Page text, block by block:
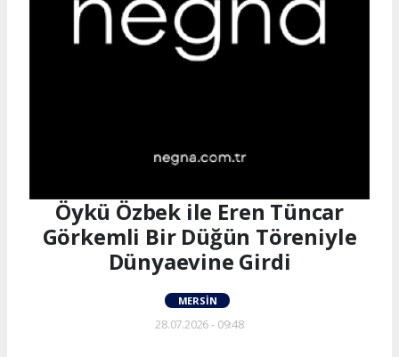
Öykü Özbek ile Eren Tüncar
Görkemli Bir Düğün Töreniyle
Dünyaevine Girdi
MERSIN
28.07.2026 - 09:48